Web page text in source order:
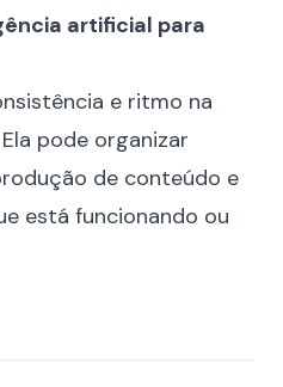
artificial para
e ritmo na
pode organizar
de conteúdo e
está funcionando ou